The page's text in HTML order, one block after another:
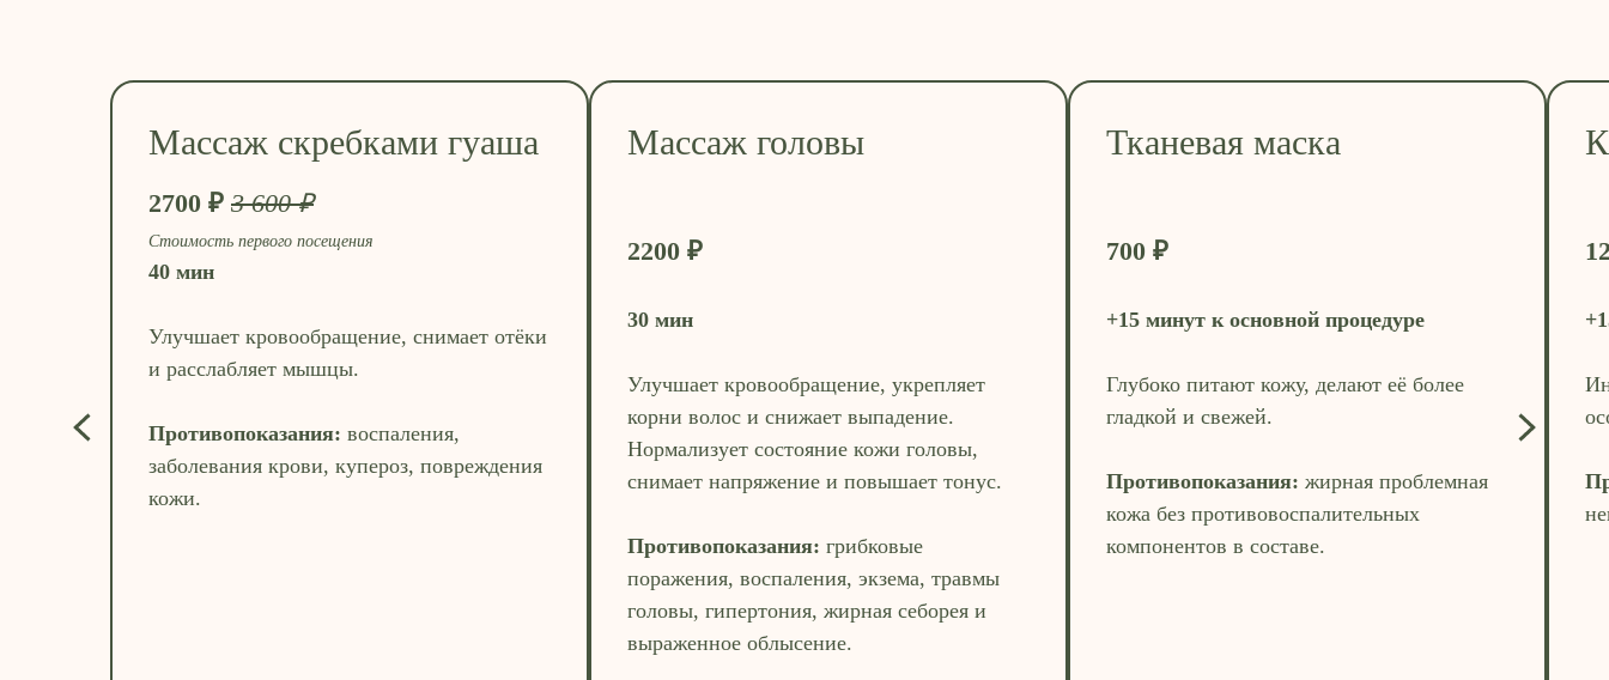
Массаж скребками гуаша
2700 ₽ 3 600 ₽
Стоимость первого посещения
40 мин
Улучшает кровообращение, снимает отёки
и расслабляет мышцы.
Противопоказания: воспаления,
заболевания крови, купероз, повреждения
кожи.
Массаж головы
2200 ₽
30 мин
Улучшает кровообращение, укрепляет
корни волос и снижает выпадение.
Нормализует состояние кожи головы,
снимает напряжение и повышает тонус.
Противопоказания: грибковые
поражения, воспаления, экзема, травмы
головы, гипертония, жирная себорея и
выраженное облысение.
Тканевая маска
700 ₽
+15 минут к основной процедуре
Глубоко питают кожу, делают её более
гладкой и свежей.
Противопоказания: жирная проблемная
кожа без противовоспалительных
компонентов в составе.